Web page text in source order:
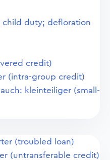
child duty; defloration
credit)
(intra-group credit)
kleinteiliger (small-
(troubled loan)
(untransferable credit)